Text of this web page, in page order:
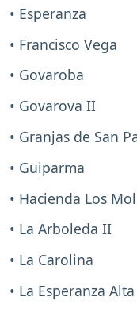
• Esperanza
• Francisco Vega
• Govaroba
• Govarova II
• Granjas de San
• Guiparma
• Hacienda Los
• La Arboleda II
• La Carolina
• La Esperanza Alta